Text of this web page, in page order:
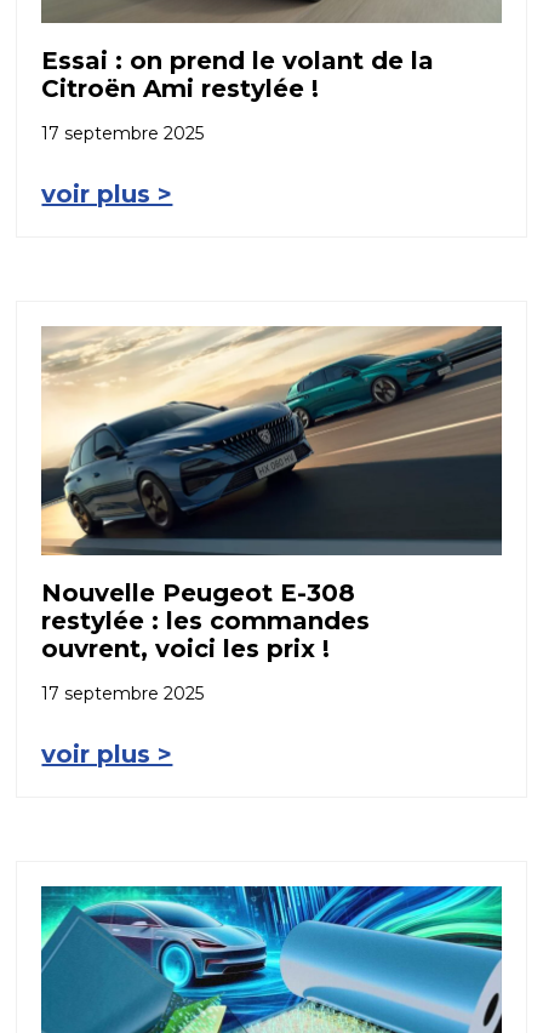
Essai : on prend le volant de la
Citroën Ami restylée !
17 septembre 2025
voir plus >
Nouvelle Peugeot E-308
restylée : les commandes
ouvrent, voici les prix !
17 septembre 2025
voir plus >